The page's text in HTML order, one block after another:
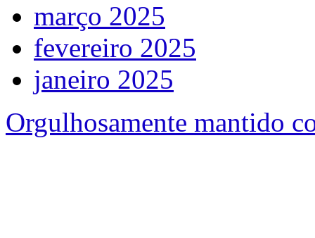
março 2025
fevereiro 2025
janeiro 2025
Orgulhosamente mantido